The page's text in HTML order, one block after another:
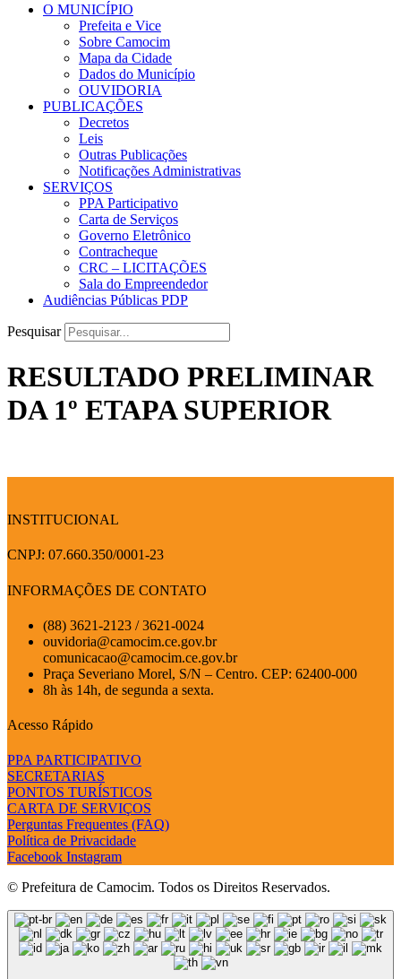
O MUNICÍPIO
Prefeita e Vice
Sobre Camocim
Mapa da Cidade
Dados do Município
OUVIDORIA
PUBLICAÇÕES
Decretos
Leis
Outras Publicações
Notificações Administrativas
SERVIÇOS
PPA Participativo
Carta de Serviços
Governo Eletrônico
Contracheque
CRC – LICITAÇÕES
Sala do Empreendedor
Audiências Públicas PDP
Pesquisar
RESULTADO PRELIMINAR
DA 1º ETAPA SUPERIOR
INSTITUCIONAL
CNPJ: 07.660.350/0001-23
INFORMAÇÕES DE CONTATO
(88) 3621-2123 / 3621-0024
ouvidoria@camocim.ce.gov.br
comunicacao@camocim.ce.gov.br
Praça Severiano Morel, S/N – Centro. CEP: 62400-000
8h às 14h, de segunda a sexta.
Acesso Rápido
PPA PARTICIPATIVO
SECRETARIAS
PONTOS TURÍSTICOS
CARTA DE SERVIÇOS
Perguntas Frequentes (FAQ)
Política de Privacidade
Facebook Instagram
© Prefeitura de Camocim. Todos os Direitos Reservados.